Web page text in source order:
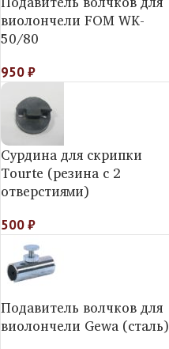
виолончели FOM WK-
50/80
950₽
Сурдина для скрипки
Tourte (резина с 2
отверстиями)
500₽
Подавитель волчков для
виолончели Gewa (сталь)